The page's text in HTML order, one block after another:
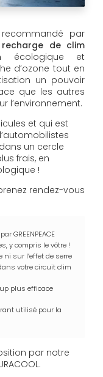
par
de clim
écologique et
d’ozone tout en
un pouvoir
que les autres
l’environnement.
et qui est
un cercle
frais, en
!
rendez-vous
GREENPEACE
y compris le vôtre !
ni sur l’effet de serre
votre circuit clim
plus efficace
utilisé pour la
par notre